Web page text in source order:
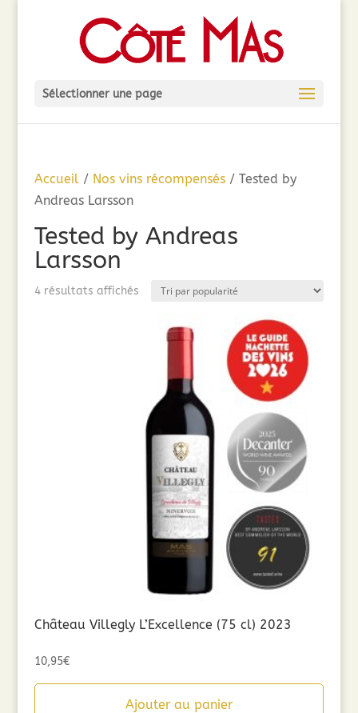
Sélectionner une page
Accueil/ Nos vins récompensés/ Tested by
Andreas Larsson
Tested by Andreas
Larsson
4 résultats affichésTrié
popularité
Château Villegly L’Excellence (75 cl) 2023
10,95€
Ajouter au panier